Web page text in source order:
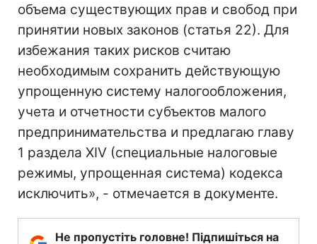
объема существующих прав и свобод при
принятии новых законов (статья 22). Для
избежания таких рисков считаю
необходимым сохранить действующую
упрощенную систему налогообложения,
учета и отчетности субъектов малого
предпринимательства и предлагаю главу
1 раздела XIV (специальные налоговые
режимы, упрощенная система) кодекса
исключить», - отмечается в документе.
Не пропустіть головне! Підпишіться на